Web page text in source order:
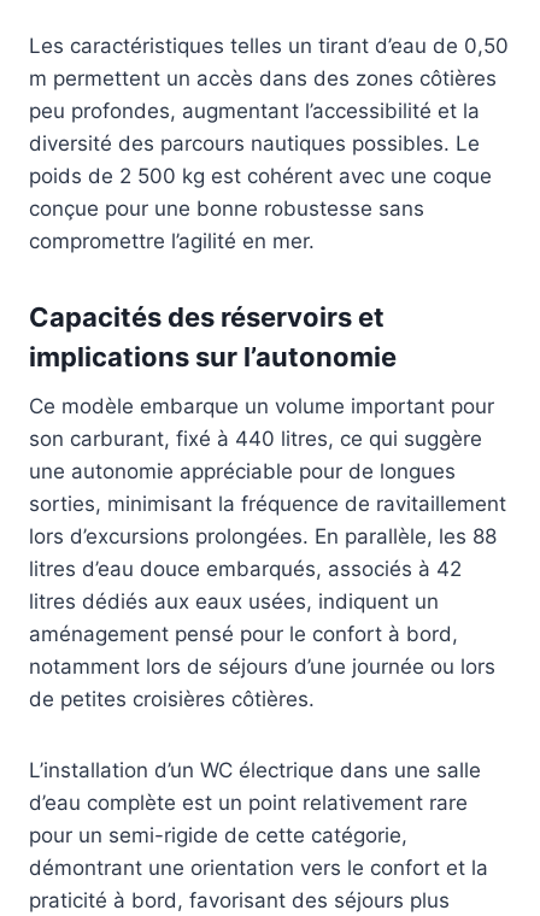
Les caractéristiques telles un tirant d’eau de 0,50
m permettent un accès dans des zones côtières
peu profondes, augmentant l’accessibilité et la
diversité des parcours nautiques possibles. Le
poids de 2 500 kg est cohérent avec une coque
conçue pour une bonne robustesse sans
compromettre l’agilité en mer.
Capacités des réservoirs et
implications sur l’autonomie
Ce modèle embarque un volume important pour
son carburant, fixé à 440 litres, ce qui suggère
une autonomie appréciable pour de longues
sorties, minimisant la fréquence de ravitaillement
lors d’excursions prolongées. En parallèle, les 88
litres d’eau douce embarqués, associés à 42
litres dédiés aux eaux usées, indiquent un
aménagement pensé pour le confort à bord,
notamment lors de séjours d’une journée ou lors
de petites croisières côtières.
L’installation d’un WC électrique dans une salle
d’eau complète est un point relativement rare
pour un semi-rigide de cette catégorie,
démontrant une orientation vers le confort et la
praticité à bord, favorisant des séjours plus